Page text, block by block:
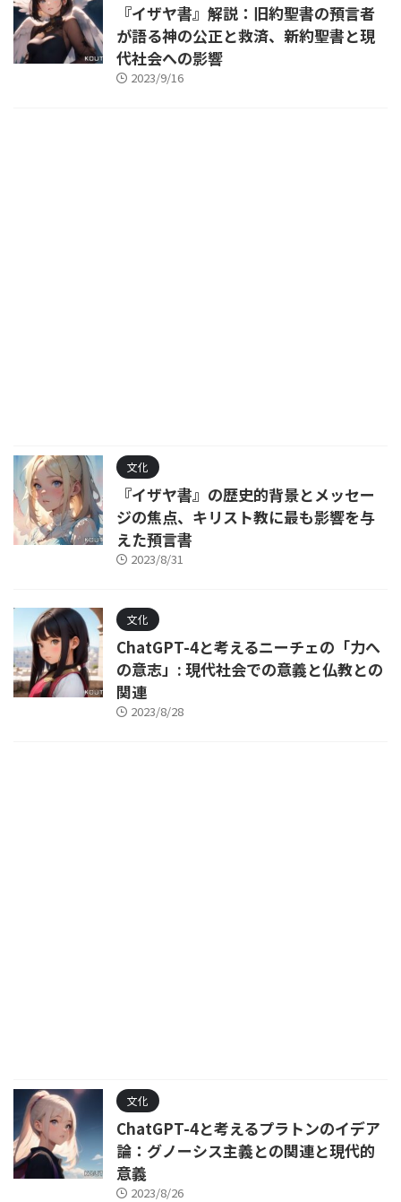
『イザヤ書』解説：旧約聖書の預言者
が語る神の公正と救済、新約聖書と現
代社会への影響
2023/9/16
文化
『イザヤ書』の歴史的背景とメッセー
ジの焦点、キリスト教に最も影響を与
えた預言書
2023/8/31
文化
ChatGPT-4と考えるニーチェの「力へ
の意志」: 現代社会での意義と仏教との
関連
2023/8/28
文化
ChatGPT-4と考えるプラトンのイデア
論：グノーシス主義との関連と現代的
意義
2023/8/26